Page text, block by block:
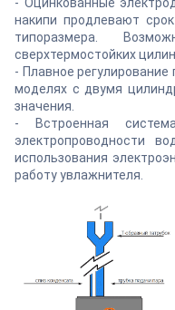
- Оцинкованные
накипи продлевают
типоразмера.
сверхтермостойких
- Плавное регулирование
моделях с двумя
значения.
- Встроенная
электропроводности
использования
работу увлажнителя.